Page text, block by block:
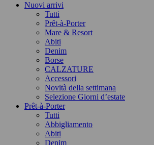
Nuovi arrivi
Tutti
Prêt-à-Porter
Mare & Resort
Abiti
Denim
Borse
CALZATURE
Accessori
Novità della settimana
Selezione Giorni d’estate
Prêt-à-Porter
Tutti
Abbigliamento
Abiti
Denim